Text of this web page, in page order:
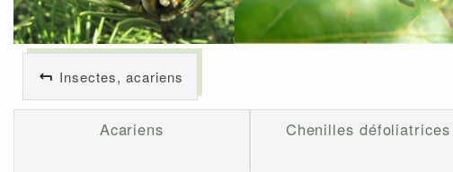
Insectes, acariens
Acariens Chenilles défoliatrices